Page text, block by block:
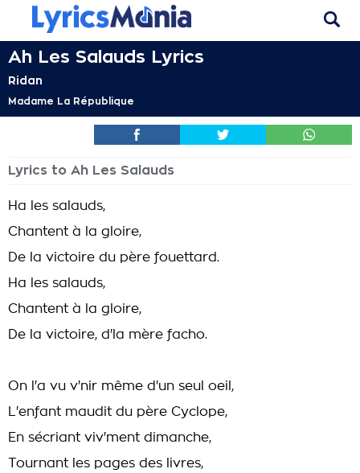
Ah Les Salauds Lyrics
Ridan
Madame La République
Lyrics to Ah Les Salauds
Ha les salauds,
Chantent à la gloire,
De la victoire du père fouettard.
Ha les salauds,
Chantent à la gloire,
De la victoire, d'la mère facho.
On l'a vu v'nir même d'un seul oeil,
L'enfant maudit du père Cyclope,
En sécriant viv'ment dimanche,
Tournant les pages des livres,